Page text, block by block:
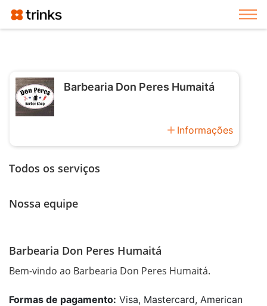
Barbearia Don Peres Humaitá
add Informações
Todos os serviços
Nossa equipe
Barbearia Don Peres Humaitá
Bem-vindo ao Barbearia Don Peres Humaitá.
Formas de pagamento: Visa, Mastercard, American